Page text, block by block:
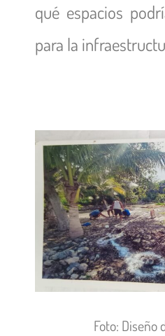
qué espacios
para la
Foto: Diseño